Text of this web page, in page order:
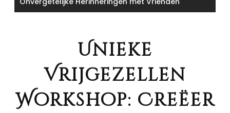
Unieke
Vrijgezellen
Workshop: Creëer